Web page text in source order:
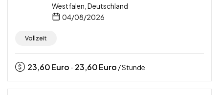
Westfalen, Deutschland
04/08/2026
Vollzeit
23,60Euro - 23,60Euro / Stunde